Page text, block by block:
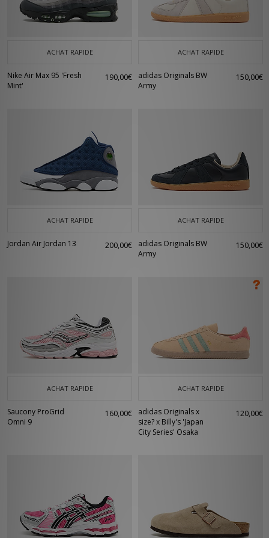
ACHAT RAPIDE
Nike Air Max 95 'Fresh
Mint'
190,00€
ACHAT RAPIDE
adidas Originals BW
Army
150,00€
ACHAT RAPIDE
Jordan Air Jordan 13 200,00€
ACHAT RAPIDE
adidas Originals BW
Army
150,00€
ACHAT RAPIDE
Saucony ProGrid
Omni 9
160,00€
ACHAT RAPIDE
adidas Originals x
size? x Billy's 'Japan
City Series' Osaka
120,00€